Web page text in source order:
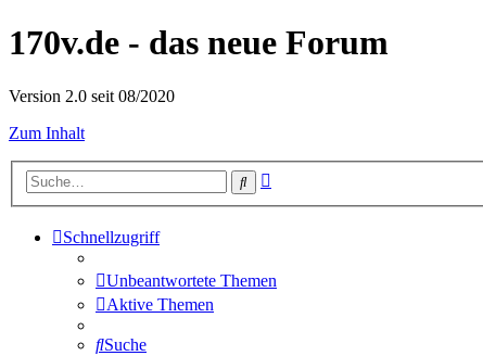
170v.de - das neue Forum
Version 2.0 seit 08/2020
Zum Inhalt
Suche
Schnellzugriff
Unbeantwortete Themen
Aktive Themen
Suche